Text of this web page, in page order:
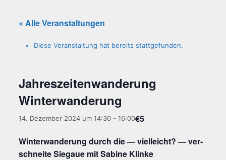
« Alle Veranstaltungen
Diese Veranstaltung hat bereits stattgefunden.
Jah­res­zei­ten­wan­de­rung
Winterwanderung
14. Dezember 2024 um 14:30- 16:00€5
Win­ter­wan­de­rung durch die — viel­leicht? — ver­
schnei­te Sie­gaue mit Sabi­ne Klinke